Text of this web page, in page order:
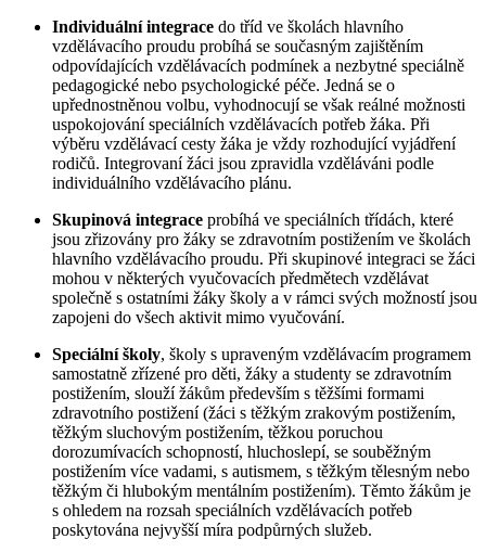
Individuální integrace do tříd ve školách hlavního
vzdělávacího proudu probíhá se současným zajištěním
odpovídajících vzdělávacích podmínek a nezbytné speciálně
pedagogické nebo psychologické péče. Jedná se o
upřednostněnou volbu, vyhodnocují se však reálné možnosti
uspokojování speciálních vzdělávacích potřeb žáka. Při
výběru vzdělávací cesty žáka je vždy rozhodující vyjádření
rodičů. Integrovaní žáci jsou zpravidla vzděláváni podle
individuálního vzdělávacího plánu.
Skupinová integrace probíhá ve speciálních třídách, které
jsou zřizovány pro žáky se zdravotním postižením ve školách
hlavního vzdělávacího proudu. Při skupinové integraci se žáci
mohou v některých vyučovacích předmětech vzdělávat
společně s ostatními žáky školy a v rámci svých možností jsou
zapojeni do všech aktivit mimo vyučování.
Speciální školy, školy s upraveným vzdělávacím programem
samostatně zřízené pro děti, žáky a studenty se zdravotním
postižením, slouží žákům především s těžšími formami
zdravotního postižení (žáci s těžkým zrakovým postižením,
těžkým sluchovým postižením, těžkou poruchou
dorozumívacích schopností, hluchoslepí, se souběžným
postižením více vadami, s autismem, s těžkým tělesným nebo
těžkým či hlubokým mentálním postižením). Těmto žákům je
s ohledem na rozsah speciálních vzdělávacích potřeb
poskytována nejvyšší míra podpůrných služeb.